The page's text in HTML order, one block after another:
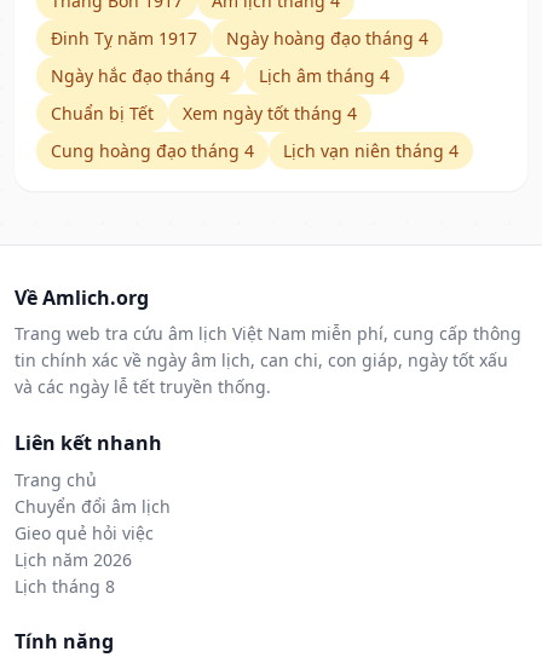
Đinh Tỵ năm 1917
Ngày hoàng đạo tháng 4
Ngày hắc đạo tháng 4
Lịch âm tháng 4
Chuẩn bị Tết
Xem ngày tốt tháng 4
Cung hoàng đạo tháng 4
Lịch vạn niên tháng 4
Về Amlich.org
Trang web tra cứu âm lịch Việt Nam miễn phí, cung cấp thông
tin chính xác về ngày âm lịch, can chi, con giáp, ngày tốt xấu
và các ngày lễ tết truyền thống.
Liên kết nhanh
Trang chủ
Chuyển đổi âm lịch
Gieo quẻ hỏi việc
Lịch năm 2026
Lịch tháng 8
Tính năng